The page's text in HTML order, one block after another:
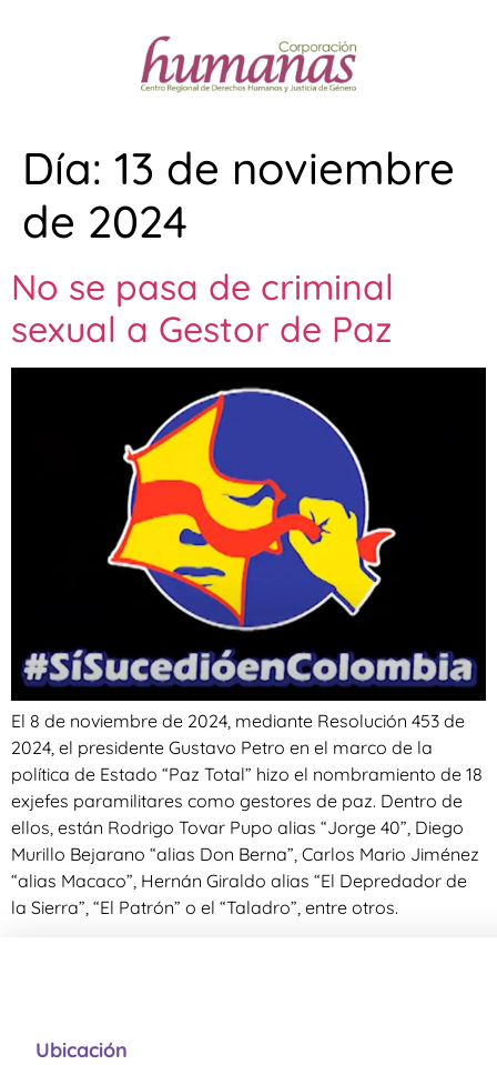
Día: 13 de noviembre
de 2024
No se pasa de criminal
sexual a Gestor de Paz
El 8 de noviembre de 2024, mediante Resolución 453 de
2024, el presidente Gustavo Petro en el marco de la
política de Estado “Paz Total” hizo el nombramiento de 18
exjefes paramilitares como gestores de paz. Dentro de
ellos, están Rodrigo Tovar Pupo alias “Jorge 40”, Diego
Murillo Bejarano “alias Don Berna”, Carlos Mario Jiménez
“alias Macaco”, Hernán Giraldo alias “El Depredador de
la Sierra”, “El Patrón” o el “Taladro”, entre otros.
Ubicación